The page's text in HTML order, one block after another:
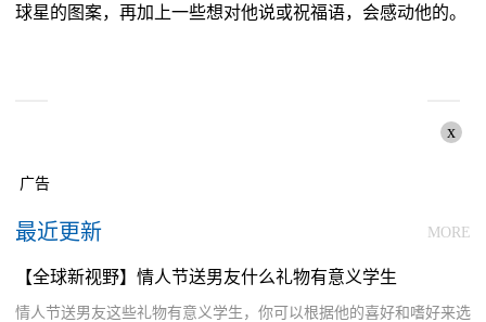
球星的图案，再加上一些想对他说或祝福语，会感动他的。
x
广告
最近更新 MORE
【全球新视野】情人节送男友什么礼物有意义学生
情人节送男友这些礼物有意义学生，你可以根据他的喜好和嗜好来选